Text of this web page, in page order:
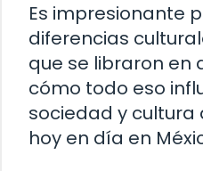
Es impresionante
diferencias
que se libraron en
cómo todo eso
sociedad y cultura
hoy en día en